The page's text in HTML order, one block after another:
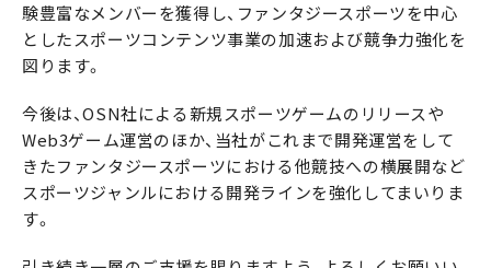
験豊富なメンバーを獲得し、ファンタジースポーツを中心
としたスポーツコンテンツ事業の加速および競争力強化を
図ります。
今後は、OSN社による新規スポーツゲームのリリースや
Web3ゲーム運営のほか、当社がこれまで開発運営をして
きたファンタジースポーツにおける他競技への横展開など
スポーツジャンルにおける開発ラインを強化してまいりま
す。